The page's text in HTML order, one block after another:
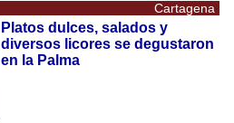
Cartagena
Platos dulces, salados y
diversos licores se degustaron
en la Palma